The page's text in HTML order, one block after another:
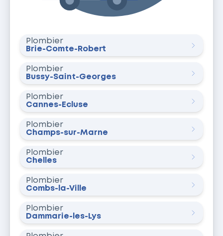
Plombier
Brie-Comte-Robert
Plombier
Bussy-Saint-Georges
Plombier
Cannes-Écluse
Plombier
Champs-sur-Marne
Plombier
Chelles
Plombier
Combs-la-Ville
Plombier
Dammarie-les-Lys